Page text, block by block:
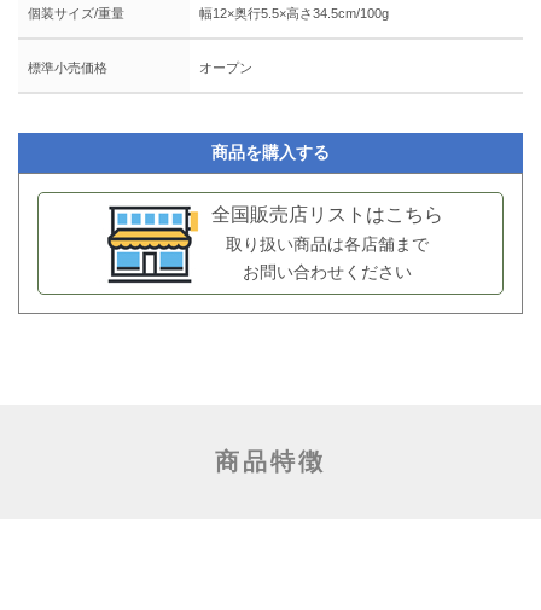
個装サイズ/重量 幅12×奥行5.5×高さ34.5cm/100g
標準小売価格 オープン
商品を購入する
全国販売店リストはこちら
取り扱い商品は各店舗まで
お問い合わせください
商品特徴